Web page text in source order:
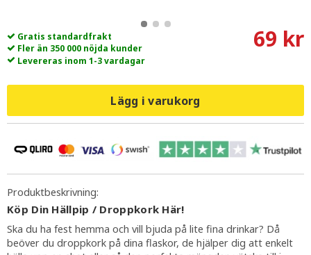
Gratis standardfrakt
Fler än 350 000 nöjda kunder
Levereras inom 1-3 vardagar
69 kr
Lägg i varukorg
Produktbeskrivning:
Köp Din Hällpip / Droppkork Här!
Ska du ha fest hemma och vill bjuda på lite fina drinkar? Då
beöver du droppkork på dina flaskor, de hjälper dig att enkelt